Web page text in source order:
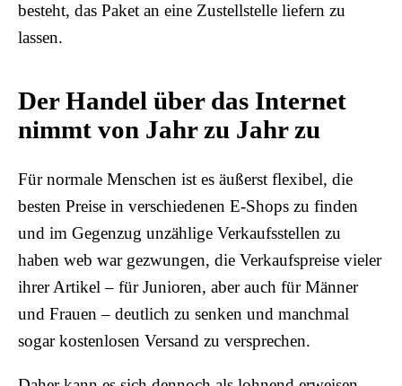
besteht, das Paket an eine Zustellstelle liefern zu
lassen.
Der Handel über das Internet
nimmt von Jahr zu Jahr zu
Für normale Menschen ist es äußerst flexibel, die
besten Preise in verschiedenen E-Shops zu finden
und im Gegenzug unzählige Verkaufsstellen zu
haben web war gezwungen, die Verkaufspreise vieler
ihrer Artikel – für Junioren, aber auch für Männer
und Frauen – deutlich zu senken und manchmal
sogar kostenlosen Versand zu versprechen.